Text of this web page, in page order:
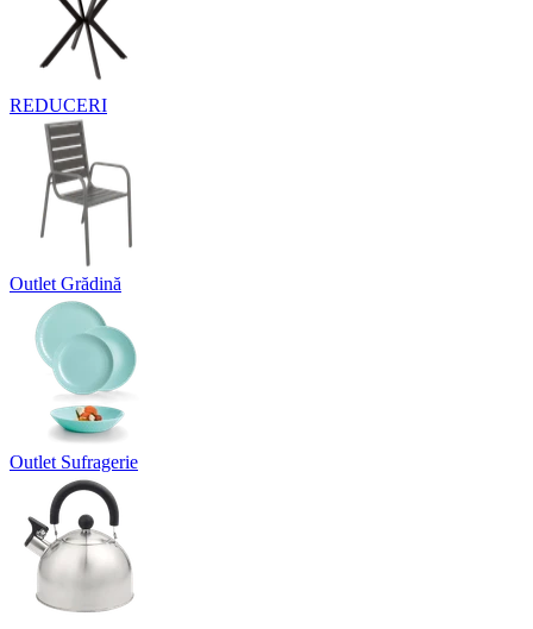
REDUCERI
Outlet Grădină
Outlet Sufragerie